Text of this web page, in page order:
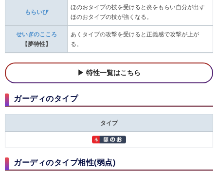
もらいび
ほのおタイプの技を受けると炎をもらい自分が出す
ほのおタイプの技が強くなる。
せいぎのこころ
【夢特性】
あくタイプの攻撃を受けると正義感で攻撃が上が
る。
特性一覧はこちら
ガーディのタイプ
タイプ
ガーディのタイプ相性(弱点)